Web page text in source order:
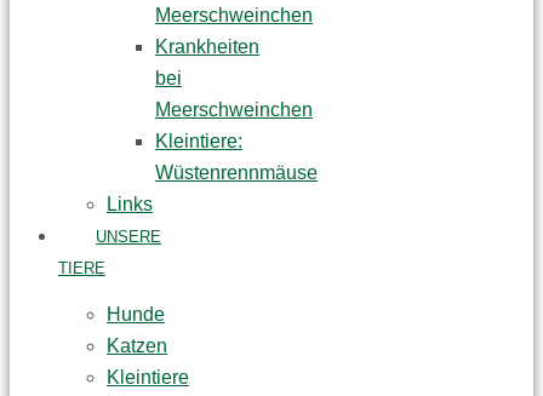
Meerschweinchen
Krankheiten
bei
Meerschweinchen
Kleintiere:
Wüstenrennmäuse
Links
UNSERE
TIERE
Hunde
Katzen
Kleintiere